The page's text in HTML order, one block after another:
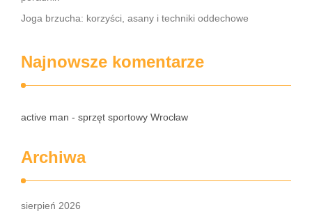
Joga brzucha: korzyści, asany i techniki oddechowe
Najnowsze komentarze
active man - sprzęt sportowy Wrocław
Archiwa
sierpień 2026